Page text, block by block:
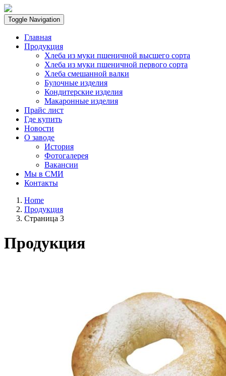
Toggle Navigation
Главная
Продукция
Хлеба из муки пшеничной высшего сорта
Хлеба из муки пшеничной первого сорта
Хлеба смешанной валки
Булочные изделия
Кондитерские изделия
Макаронные изделия
Прайс лист
Где купить
Новости
О заводе
История
Фотогалерея
Вакансии
Мы в СМИ
Контакты
Home
Продукция
Страница 3
Продукция